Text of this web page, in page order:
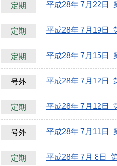
定期 平成28年 7月22日
定期 平成28年 7月19日
定期 平成28年 7月15日
号外 平成28年 7月12日
定期 平成28年 7月12日
号外 平成28年 7月11日
定期 平成28年 7月 8日